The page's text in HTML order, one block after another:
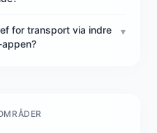
for transport via indre
▾